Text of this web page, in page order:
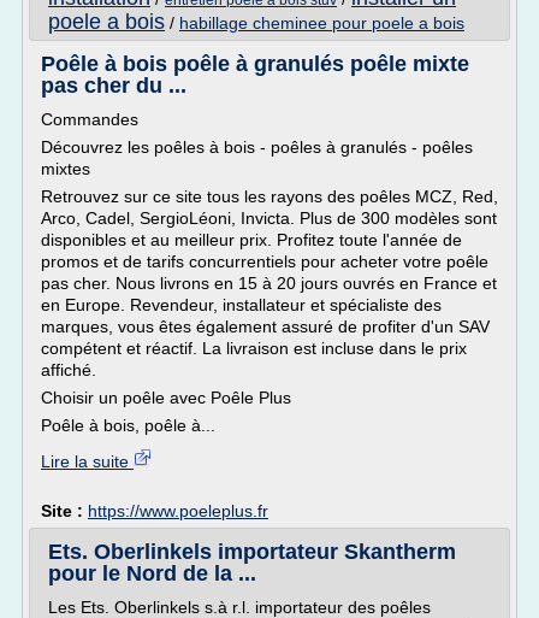
poele a bois / habillage cheminee pour poele a bois
Poêle à bois poêle à granulés poêle mixte
pas cher du ...
Commandes
Découvrez les poêles à bois - poêles à granulés - poêles
mixtes
Retrouvez sur ce site tous les rayons des poêles MCZ, Red,
Arco, Cadel, SergioLéoni, Invicta. Plus de 300 modèles sont
disponibles et au meilleur prix. Profitez toute l'année de
promos et de tarifs concurrentiels pour acheter votre poêle
pas cher. Nous livrons en 15 à 20 jours ouvrés en France et
en Europe. Revendeur, installateur et spécialiste des
marques, vous êtes également assuré de profiter d'un SAV
compétent et réactif. La livraison est incluse dans le prix
affiché.
Choisir un poêle avec Poêle Plus
Poêle à bois, poêle à...
Lire la suite
Site : https://www.poeleplus.fr
Ets. Oberlinkels importateur Skantherm
pour le Nord de la ...
Les Ets. Oberlinkels s.à r.l. importateur des poêles